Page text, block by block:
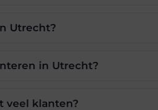
Utrecht?
in Utrecht?
veel klanten?